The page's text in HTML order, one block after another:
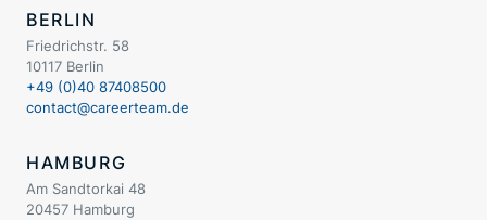
BERLIN
Friedrichstr. 58
10117 Berlin
+49 (0)40 87408500
contact@careerteam.de
HAMBURG
Am Sandtorkai 48
20457 Hamburg